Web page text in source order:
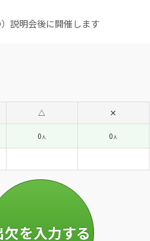
説明会後に開催します
△ ×
0人 0人